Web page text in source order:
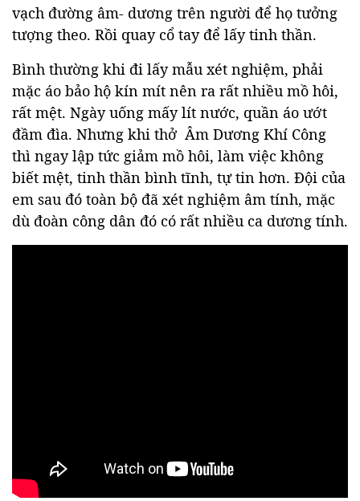
vạch đường âm- dương trên người để họ tưởng
tượng theo. Rồi quay cổ tay để lấy tinh thần.
Bình thường khi đi lấy mẫu xét nghiệm, phải
mặc áo bảo hộ kín mít nên ra rất nhiều mồ hôi,
rất mệt. Ngày uống mấy lít nước, quần áo ướt
đầm đìa. Nhưng khi thở Âm Dương Khí Công
thì ngay lập tức giảm mồ hôi, làm việc không
biết mệt, tinh thần bình tĩnh, tự tin hơn. Đội của
em sau đó toàn bộ đã xét nghiệm âm tính, mặc
dù đoàn công dân đó có rất nhiều ca dương tính.